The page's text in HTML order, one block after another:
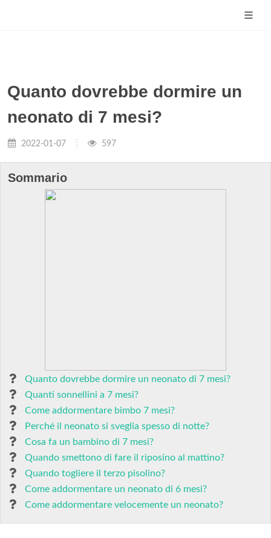
Quanto dovrebbe dormire un
neonato di 7 mesi?
2022-01-07 597
Sommario
Quanto dovrebbe dormire un neonato di 7 mesi?
Quanti sonnellini a 7 mesi?
Come addormentare bimbo 7 mesi?
Perché il neonato si sveglia spesso di notte?
Cosa fa un bambino di 7 mesi?
Quando smettono di fare il riposino al mattino?
Quando togliere il terzo pisolino?
Come addormentare un neonato di 6 mesi?
Come addormentare velocemente un neonato?